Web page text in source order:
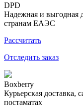
DPD
Надежная и выгодная
странам ЕАЭС
Рассчитать
Отследить заказ
Boxberry
Курьерская доставка,
постаматах